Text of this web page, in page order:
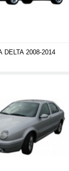
DELTA 2008-2014